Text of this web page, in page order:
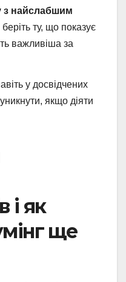
з найслабшим
ту, що показує
важливіша за
у досвідчених
якщо діяти
і як
ще